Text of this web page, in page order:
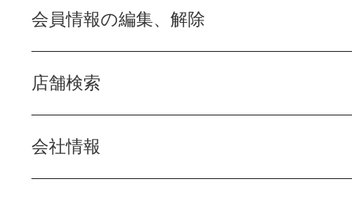
会員情報の編集、解除
店舗検索
会社情報